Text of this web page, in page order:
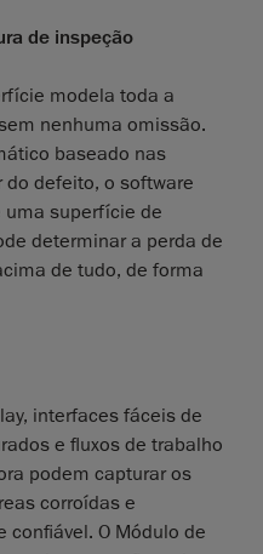
de inspeção
modela toda a
nenhuma omissão.
baseado nas
defeito, o software
superfície de
determinar a perda de
de tudo, de forma
interfaces fáceis de
e fluxos de trabalho
podem capturar os
corroídas e
confiável. O Módulo de